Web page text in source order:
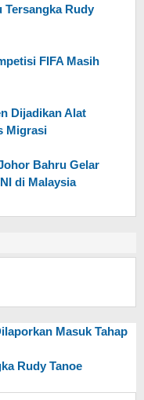
Tersangka Rudy
FIFA Masih
Dijadikan Alat
Migrasi
Bahru Gelar
di Malaysia
Masuk Tahap
Rudy Tanoe